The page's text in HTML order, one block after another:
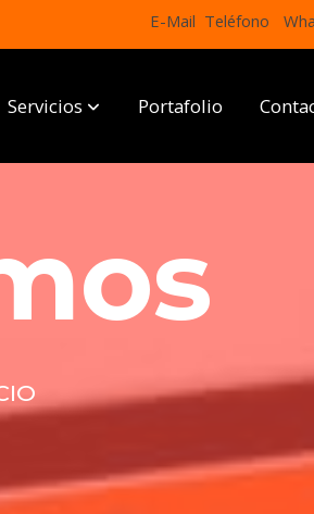
E-Mail Teléfono
Servicios Portafolio